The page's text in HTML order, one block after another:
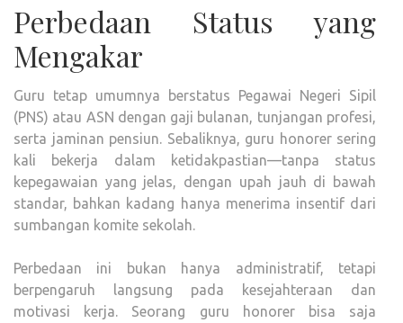
Perbedaan Status yang
Mengakar
Guru tetap umumnya berstatus Pegawai Negeri Sipil
(PNS) atau ASN dengan gaji bulanan, tunjangan profesi,
serta jaminan pensiun. Sebaliknya, guru honorer sering
kali bekerja dalam ketidakpastian—tanpa status
kepegawaian yang jelas, dengan upah jauh di bawah
standar, bahkan kadang hanya menerima insentif dari
sumbangan komite sekolah.
Perbedaan ini bukan hanya administratif, tetapi
berpengaruh langsung pada kesejahteraan dan
motivasi kerja. Seorang guru honorer bisa saja